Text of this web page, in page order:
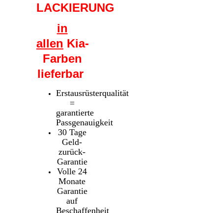
LACKIERUNG
in
allen Kia-
Farben
lieferbar
Erstausrüsterqualität
=
garantierte
Passgenauigkeit
30 Tage
Geld-
zurück-
Garantie
Volle 24
Monate
Garantie
auf
Beschaffenheit